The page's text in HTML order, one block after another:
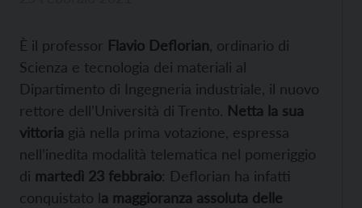
È il professor Flavio Deflorian, ordinario di
Scienza e tecnologia dei materiali al
Dipartimento di Ingegneria industriale, il nuovo
rettore dell’Università di Trento. Netta la sua
vittoria già nella prima votazione, espressa
nell’inedita modalità telematica nel pomeriggio
di martedì 23 febbraio: Deflorian ha infatti
conquistato la maggioranza assoluta delle